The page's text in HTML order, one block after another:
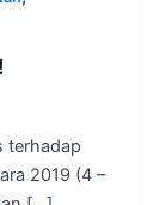
terhadap
2019 (4 –